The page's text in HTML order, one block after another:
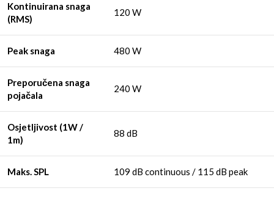
Kontinuirana snaga
(RMS)
120 W
Peak snaga 480 W
Preporučena snaga
pojačala
240 W
Osjetljivost (1W /
1m)
88 dB
Maks. SPL 109 dB continuous / 115 dB peak